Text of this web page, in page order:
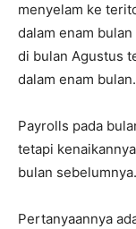
menyelam ke
dalam enam
di bulan Agustus
dalam enam bulan.
Payrolls pada
tetapi
bulan sebelumnya.
Pertanyaannya